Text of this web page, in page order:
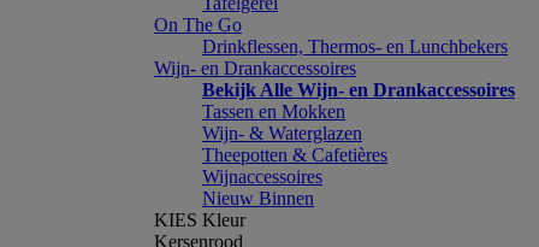
On The Go
Drinkflessen, Thermos- en Lunchbekers
Wijn- en Drankaccessoires
Bekijk Alle Wijn- en Drankaccessoires
Tassen en Mokken
Wijn- & Waterglazen
Theepotten & Cafetières
Wijnaccessoires
Nieuw Binnen
KIES Kleur
Kersenrood